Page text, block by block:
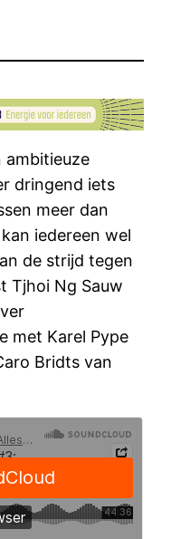
ambitieuze
dringend iets
meer dan
iedereen wel
de strijd tegen
Tjhoi Ng Sauw
met Karel Pype
Bridts van